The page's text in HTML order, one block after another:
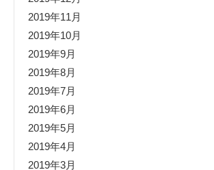
2019年11月
2019年10月
2019年9月
2019年8月
2019年7月
2019年6月
2019年5月
2019年4月
2019年3月